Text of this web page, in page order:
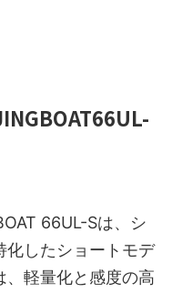
66UL-Sは、シ
化したショートモデ
、軽量化と感度の高